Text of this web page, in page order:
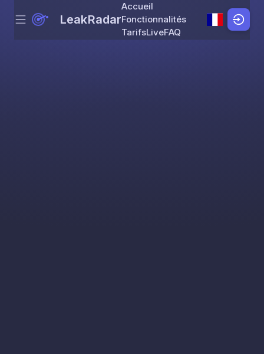
Skip to content
Menu LeakRadar
Accueil
Fonctionnalités
TarifsLiveFAQ